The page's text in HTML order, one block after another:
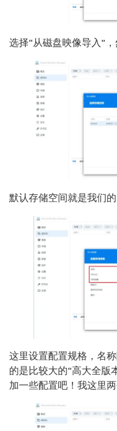
选择“从磁盘映像导入”
默认存储空间就是我们
这里设置配置规格，名
的是比较大的“高大全版
加一些配置吧！我这里两